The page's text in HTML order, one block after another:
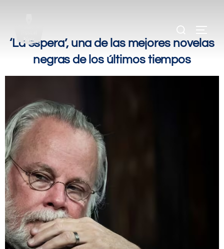
‘La espera’, una de las mejores novelas
negras de los últimos tiempos